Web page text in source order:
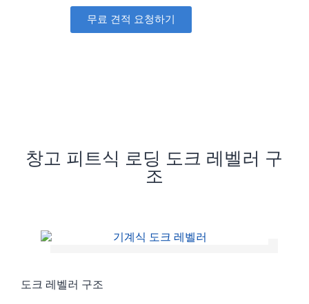
무료 견적 요청하기
창고 피트식 로딩 도크 레벨러 구
조
도크 레벨러 구조